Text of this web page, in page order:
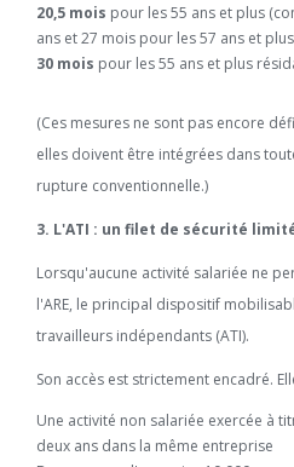
20,5 mois pour les 55 ans et plus
ans et 27 mois pour les 57 ans et
30 mois pour les 55 ans et plus
(Ces mesures ne sont pas encore
elles doivent être intégrées dans
rupture conventionnelle.)
3. L'ATI : un filet de sécurité
Lorsqu'aucune activité salariée ne
l'ARE, le principal dispositif
travailleurs indépendants (ATI).
Son accès est strictement encadré.
Une activité non salariée exercée à
deux ans dans la même entreprise